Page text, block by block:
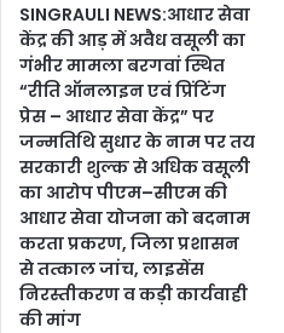
SINGRAULI NEWS:आधार सेवा
केंद्र की आड़ में अवैध वसूली का
गंभीर मामला बरगवां स्थित
“रीति ऑनलाइन एवं प्रिंटिंग
प्रेस – आधार सेवा केंद्र” पर
जन्मतिथि सुधार के नाम पर तय
सरकारी शुल्क से अधिक वसूली
का आरोप पीएम–सीएम की
आधार सेवा योजना को बदनाम
करता प्रकरण, जिला प्रशासन
से तत्काल जांच, लाइसेंस
निरस्तीकरण व कड़ी कार्यवाही
की मांग